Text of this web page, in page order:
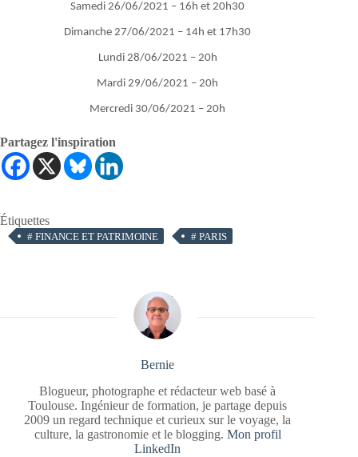
Samedi 26/06/2021 – 16h et 20h30
Dimanche 27/06/2021 – 14h et 17h30
Lundi 28/06/2021 – 20h
Mardi 29/06/2021 – 20h
Mercredi 30/06/2021 – 20h
Partagez l'inspiration
Étiquettes
# FINANCE ET PATRIMOINE # PARIS
Bernie
Blogueur, photographe et rédacteur web basé à
Toulouse. Ingénieur de formation, je partage depuis
2009 un regard technique et curieux sur le voyage, la
culture, la gastronomie et le blogging. Mon profil
LinkedIn